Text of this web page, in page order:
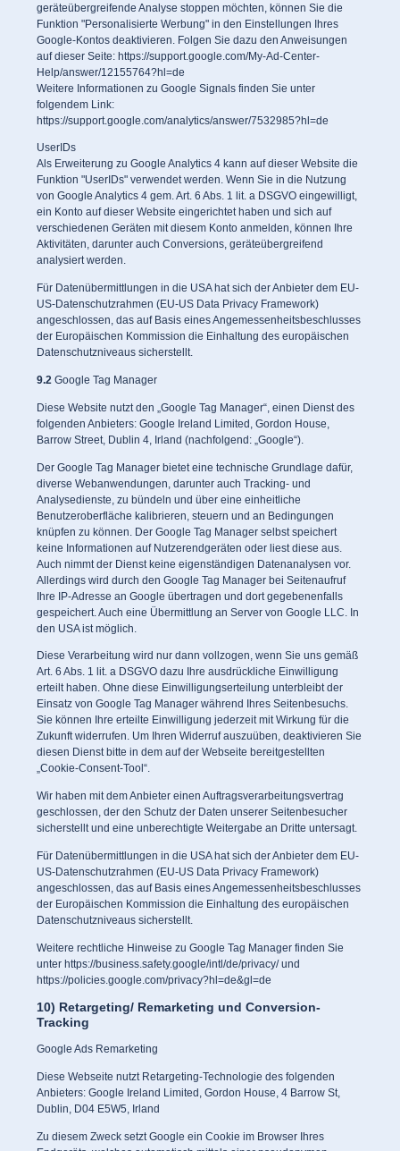
geräteübergreifende Analyse stoppen möchten, können Sie die
Funktion "Personalisierte Werbung" in den Einstellungen Ihres
Google-Kontos deaktivieren. Folgen Sie dazu den Anweisungen
auf dieser Seite: https://support.google.com/My-Ad-Center-
Help/answer/12155764?hl=de
Weitere Informationen zu Google Signals finden Sie unter
folgendem Link:
https://support.google.com/analytics/answer/7532985?hl=de
UserIDs
Als Erweiterung zu Google Analytics 4 kann auf dieser Website die
Funktion "UserIDs" verwendet werden. Wenn Sie in die Nutzung
von Google Analytics 4 gem. Art. 6 Abs. 1 lit. a DSGVO eingewilligt,
ein Konto auf dieser Website eingerichtet haben und sich auf
verschiedenen Geräten mit diesem Konto anmelden, können Ihre
Aktivitäten, darunter auch Conversions, geräteübergreifend
analysiert werden.
Für Datenübermittlungen in die USA hat sich der Anbieter dem EU-
US-Datenschutzrahmen (EU-US Data Privacy Framework)
angeschlossen, das auf Basis eines Angemessenheitsbeschlusses
der Europäischen Kommission die Einhaltung des europäischen
Datenschutzniveaus sicherstellt.
9.2 Google Tag Manager
Diese Website nutzt den „Google Tag Manager“, einen Dienst des
folgenden Anbieters: Google Ireland Limited, Gordon House,
Barrow Street, Dublin 4, Irland (nachfolgend: „Google“).
Der Google Tag Manager bietet eine technische Grundlage dafür,
diverse Webanwendungen, darunter auch Tracking- und
Analysedienste, zu bündeln und über eine einheitliche
Benutzeroberfläche kalibrieren, steuern und an Bedingungen
knüpfen zu können. Der Google Tag Manager selbst speichert
keine Informationen auf Nutzerendgeräten oder liest diese aus.
Auch nimmt der Dienst keine eigenständigen Datenanalysen vor.
Allerdings wird durch den Google Tag Manager bei Seitenaufruf
Ihre IP-Adresse an Google übertragen und dort gegebenenfalls
gespeichert. Auch eine Übermittlung an Server von Google LLC. In
den USA ist möglich.
Diese Verarbeitung wird nur dann vollzogen, wenn Sie uns gemäß
Art. 6 Abs. 1 lit. a DSGVO dazu Ihre ausdrückliche Einwilligung
erteilt haben. Ohne diese Einwilligungserteilung unterbleibt der
Einsatz von Google Tag Manager während Ihres Seitenbesuchs.
Sie können Ihre erteilte Einwilligung jederzeit mit Wirkung für die
Zukunft widerrufen. Um Ihren Widerruf auszuüben, deaktivieren Sie
diesen Dienst bitte in dem auf der Webseite bereitgestellten
„Cookie-Consent-Tool“.
Wir haben mit dem Anbieter einen Auftragsverarbeitungsvertrag
geschlossen, der den Schutz der Daten unserer Seitenbesucher
sicherstellt und eine unberechtigte Weitergabe an Dritte untersagt.
Für Datenübermittlungen in die USA hat sich der Anbieter dem EU-
US-Datenschutzrahmen (EU-US Data Privacy Framework)
angeschlossen, das auf Basis eines Angemessenheitsbeschlusses
der Europäischen Kommission die Einhaltung des europäischen
Datenschutzniveaus sicherstellt.
Weitere rechtliche Hinweise zu Google Tag Manager finden Sie
unter https://business.safety.google/intl/de/privacy/und
https://policies.google.com/privacy?hl=de&gl=de
10) Retargeting/ Remarketing und Conversion-
Tracking
Google Ads Remarketing
Diese Webseite nutzt Retargeting-Technologie des folgenden
Anbieters: Google Ireland Limited, Gordon House, 4 Barrow St,
Dublin, D04 E5W5, Irland
Zu diesem Zweck setzt Google ein Cookie im Browser Ihres